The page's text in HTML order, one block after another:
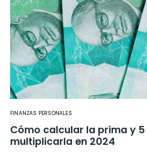
FINANZAS PERSONALES
Cómo calcular la prima y
multiplicarla en 2024